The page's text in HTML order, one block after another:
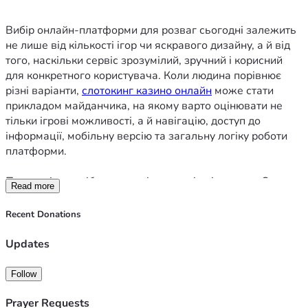
незручна, навіть хороший каталог ігор може втратити
свою привабливість.
Окремо варто звернути увагу на бонусні пропозиції.
Вони можуть зробити користування платформою
цікавішим, але не повинні бути єдиною причиною вибору.
Перед активацією бонусу слід уважно читати умови,
строки дії, правила використання та можливі
обмеження. Надійна платформа подає ці дані відкрито,
без заплутаних формулювань.
Не менш важливим є ігровий каталог. Сучасна
користувач міг обирати відповідно до настрою та досвіду.
Добре, коли ігри згруповані за категоріями, є популярні
добірки, новинки та зрозумілий пошук. Різноманіття саме
по собі не гарантує зручності, якщо каталог погано
організований.
Вибір онлайн-платформи для розваг сьогодні залежить
не лише від кількості ігор чи яскравого дизайну, а й від
того, наскільки сервіс зрозумілий, зручний і корисний
для конкретного користувача. Коли людина порівнює
різні варіанти, слотокинг казино онлайн може стати
прикладом майданчика, на якому варто оцінювати не
тільки ігрові можливості, а й навігацію, доступ до
інформації, мобільну версію та загальну логіку роботи
платформи.
Передусім потрібно зрозуміти власні очікування. Одному
користувачу важливий великий каталог ігор, іншому —
швидкий вхід до акаунта, третьому — зрозумілі бонуси, а
варто обирати платформу лише за рекламою або
відповідає вашим звичкам, темпу користування та
Read more
Recent Donations
Updates
Follow
Prayer Requests